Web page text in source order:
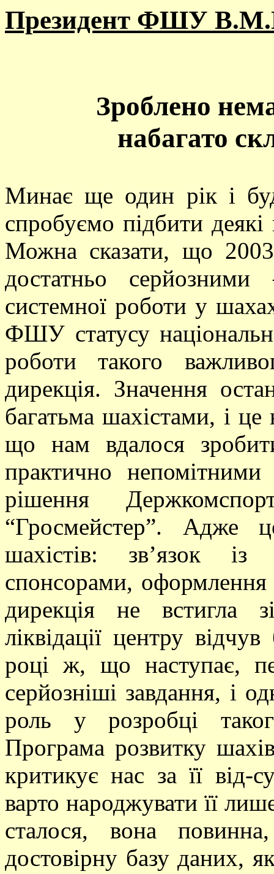
Президент ФШУ
Зроблено
набагато
Минає ще один рік і
спробуємо підбити деякі
Можна сказати, що
достатньо
системної роботи у
ФШУ статусу
роботи такого
дирекція. Значення
багатьма шахістами, і це
що нам вдалося
практично непомітними
рішення
“Гросмейстер”. Адже
шахістів: зв’язок із
спонсорами,
дирекція не встигла
ліквідації центру
році ж, що наступає,
серйозніші завдання, і
роль у розробці
Програма розвитку
критикує нас за її від-
варто народжувати її
сталося, вона
достовірну базу даних,